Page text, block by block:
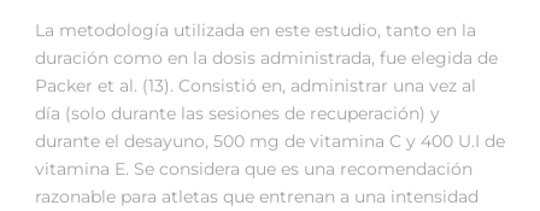
La metodología utilizada en este estudio, tanto en la
duración como en la dosis administrada, fue elegida de
Packer et al. (13). Consistió en, administrar una vez al
día (solo durante las sesiones de recuperación) y
durante el desayuno, 500 mg de vitamina C y 400 U.I de
vitamina E. Se considera que es una recomendación
razonable para atletas que entrenan a una intensidad